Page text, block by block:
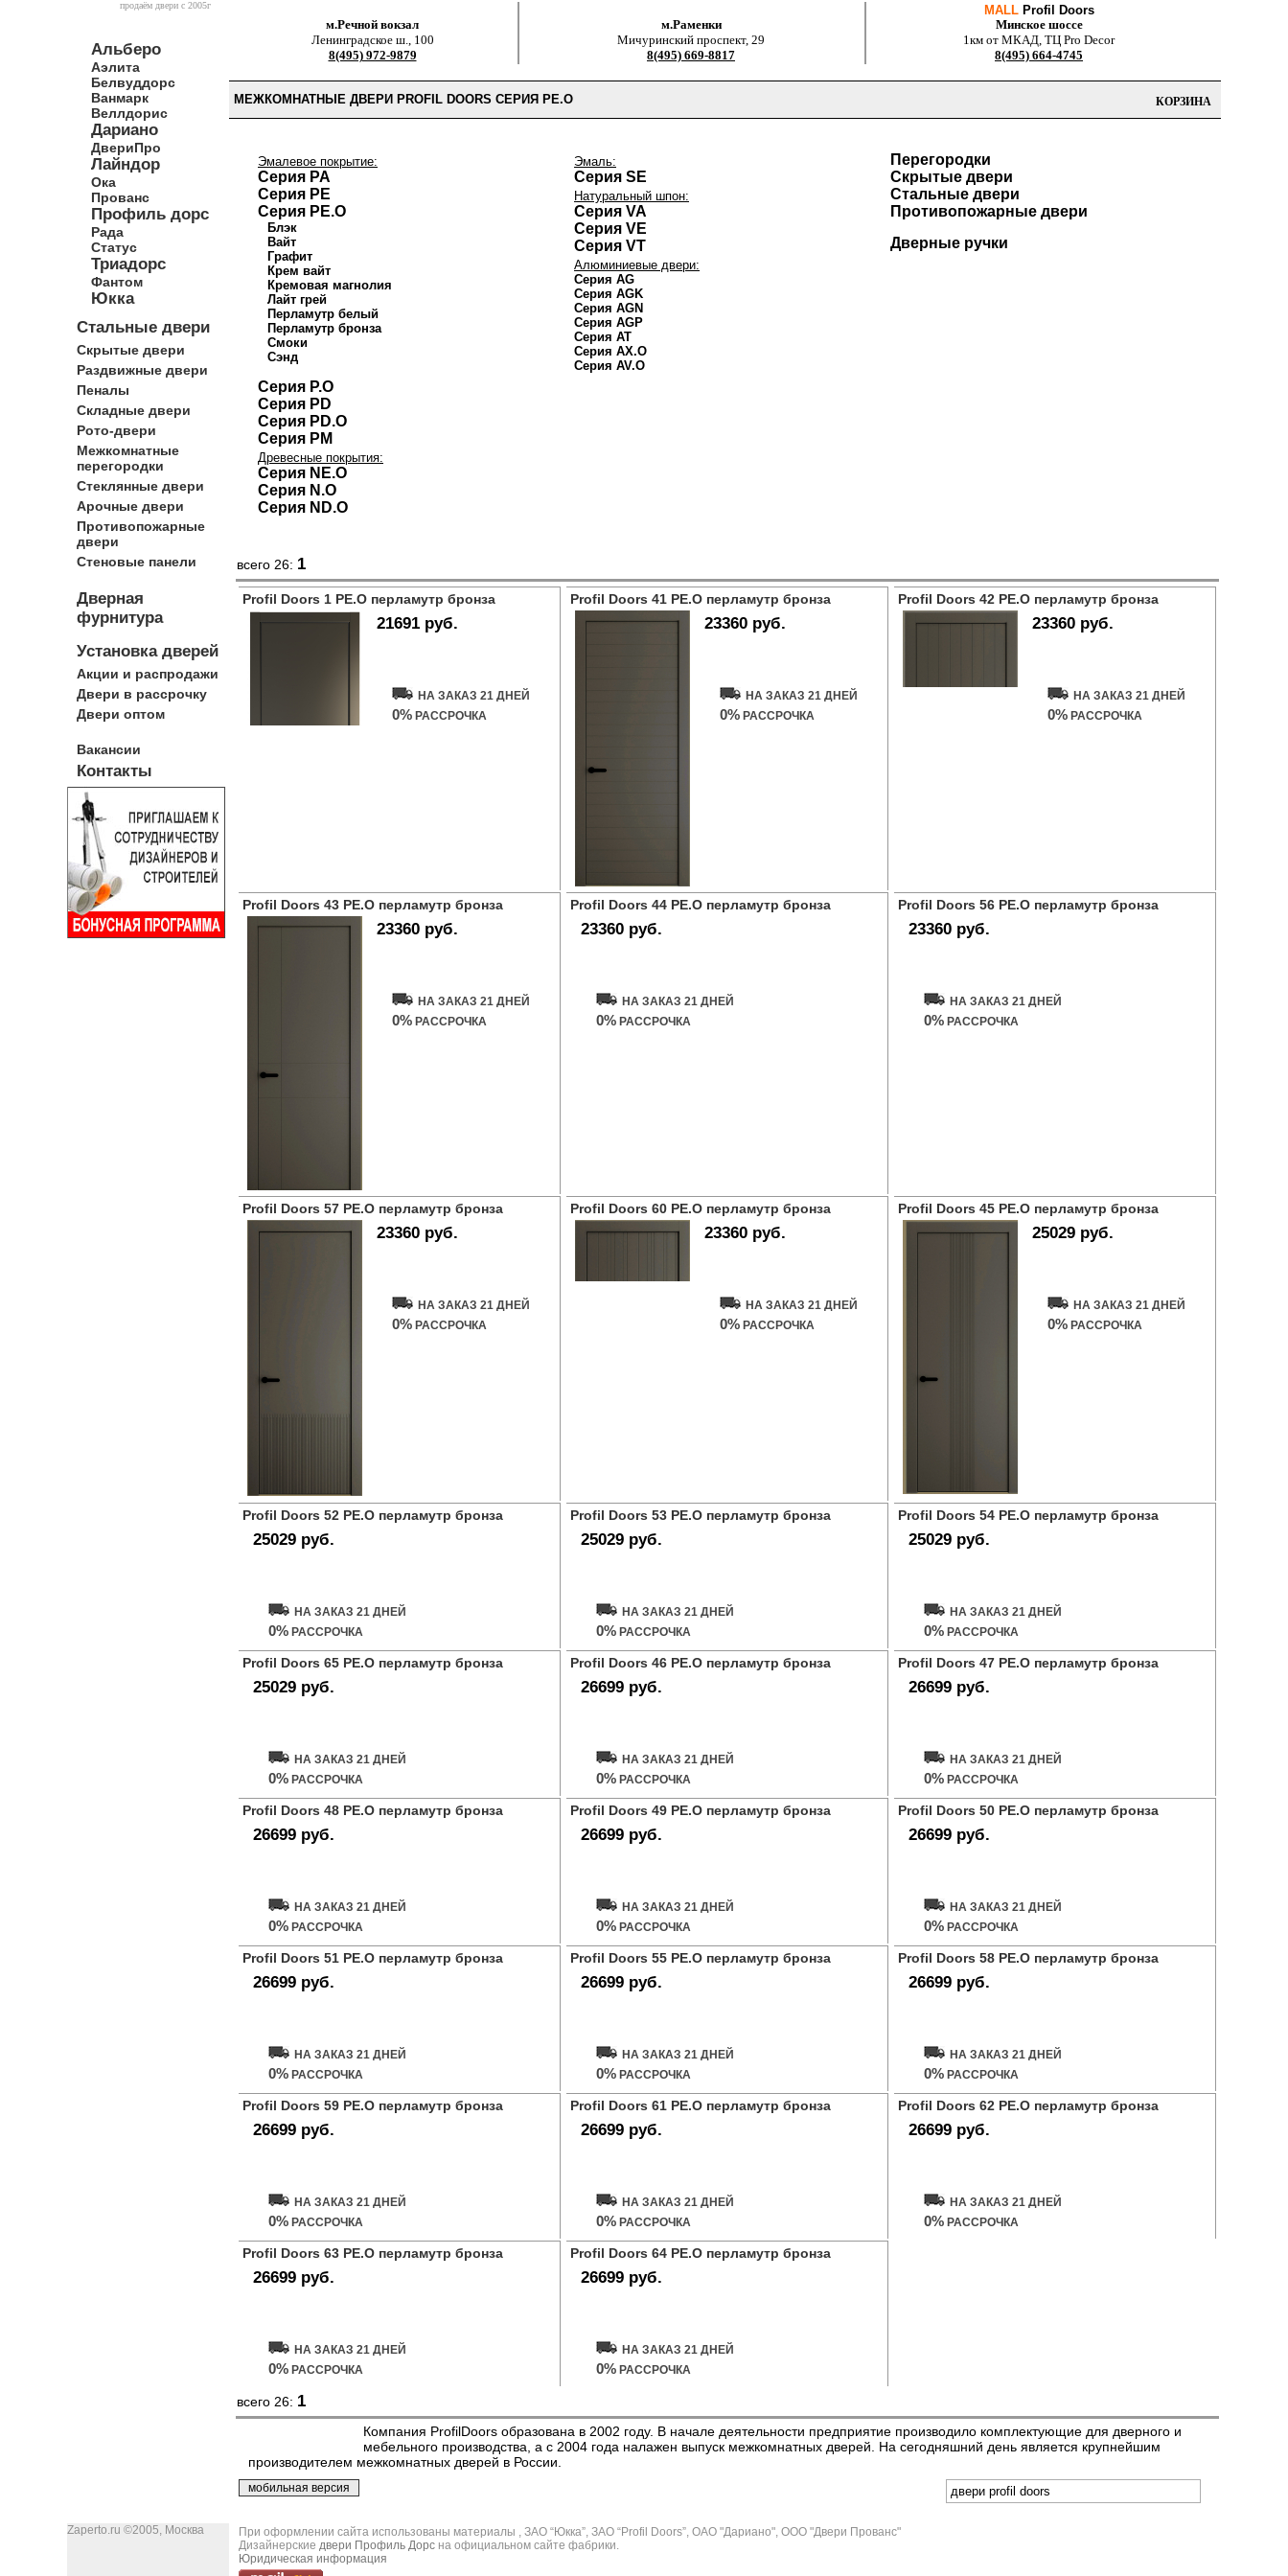
продаём двери c 2005г
Альберо
Аэлита
Белвуддорс
Ванмарк
Веллдорис
Дариано
ДвериПро
Лайндор
Ока
Прованс
Профиль дорс
Рада
Статус
Триадорс
Фантом
Юкка
Стальные двери
Скрытые двери
Раздвижные двери
Пеналы
Складные двери
Рото-двери
Межкомнатные
перегородки
Стеклянные двери
Арочные двери
Противопожарные
двери
Стеновые панели
Дверная
фурнитура
Установка дверей
Акции и распродажи
Двери в рассрочку
Двери оптом
Вакансии
Контакты
Zaperto.ru ©2005, Москва
м.Речной вокзал
Ленинградское ш., 100
8(495) 972-9879
м.Раменки
Мичуринский проспект, 29
8(495) 669-8817
MALLProfil Doors
Минское шоссе
1км от МКАД, ТЦ Pro Decor
8(495) 664-4745
КОРЗИНА
МЕЖКОМНАТНЫЕ ДВЕРИ PROFIL DOORS СЕРИЯ PE.O
Эмалевое покрытие:
Серия PA
Серия PE
Серия PE.O
Блэк
Вайт
Графит
Крем вайт
Кремовая магнолия
Лайт грей
Перламутр белый
Перламутр бронза
Смоки
Сэнд
Серия P.O
Серия PD
Серия PD.O
Серия PM
Древесные покрытия:
Серия NE.O
Серия N.O
Серия ND.O
Эмаль:
Серия SE
Натуральный шпон:
Серия VA
Серия VE
Серия VT
Алюминиевые двери:
Серия AG
Серия AGK
Серия AGN
Серия AGP
Серия AT
Серия AX.O
Серия AV.O
Перегородки
Скрытые двери
Стальные двери
Противопожарные двери
Дверные ручки
всего 26: 1
Profil Doors 1 PE.O перламутр бронза
21691 руб.
НА ЗАКАЗ 21 ДНЕЙ
0% РАССРОЧКА
Profil Doors 41 PE.O перламутр бронза
23360 руб.
НА ЗАКАЗ 21 ДНЕЙ
0% РАССРОЧКА
Profil Doors 42 PE.O перламутр бронза
23360 руб.
НА ЗАКАЗ 21 ДНЕЙ
0% РАССРОЧКА
Profil Doors 43 PE.O перламутр бронза
23360 руб.
НА ЗАКАЗ 21 ДНЕЙ
0% РАССРОЧКА
Profil Doors 44 PE.O перламутр бронза
23360 руб.
НА ЗАКАЗ 21 ДНЕЙ
0% РАССРОЧКА
Profil Doors 56 PE.O перламутр бронза
23360 руб.
НА ЗАКАЗ 21 ДНЕЙ
0% РАССРОЧКА
Profil Doors 57 PE.O перламутр бронза
23360 руб.
НА ЗАКАЗ 21 ДНЕЙ
0% РАССРОЧКА
Profil Doors 60 PE.O перламутр бронза
23360 руб.
НА ЗАКАЗ 21 ДНЕЙ
0% РАССРОЧКА
Profil Doors 45 PE.O перламутр бронза
25029 руб.
НА ЗАКАЗ 21 ДНЕЙ
0% РАССРОЧКА
Profil Doors 52 PE.O перламутр бронза
25029 руб.
НА ЗАКАЗ 21 ДНЕЙ
0% РАССРОЧКА
Profil Doors 53 PE.O перламутр бронза
25029 руб.
НА ЗАКАЗ 21 ДНЕЙ
0% РАССРОЧКА
Profil Doors 54 PE.O перламутр бронза
25029 руб.
НА ЗАКАЗ 21 ДНЕЙ
0% РАССРОЧКА
Profil Doors 65 PE.O перламутр бронза
25029 руб.
НА ЗАКАЗ 21 ДНЕЙ
0% РАССРОЧКА
Profil Doors 46 PE.O перламутр бронза
26699 руб.
НА ЗАКАЗ 21 ДНЕЙ
0% РАССРОЧКА
Profil Doors 47 PE.O перламутр бронза
26699 руб.
НА ЗАКАЗ 21 ДНЕЙ
0% РАССРОЧКА
Profil Doors 48 PE.O перламутр бронза
26699 руб.
НА ЗАКАЗ 21 ДНЕЙ
0% РАССРОЧКА
Profil Doors 49 PE.O перламутр бронза
26699 руб.
НА ЗАКАЗ 21 ДНЕЙ
0% РАССРОЧКА
Profil Doors 50 PE.O перламутр бронза
26699 руб.
НА ЗАКАЗ 21 ДНЕЙ
0% РАССРОЧКА
Profil Doors 51 PE.O перламутр бронза
26699 руб.
НА ЗАКАЗ 21 ДНЕЙ
0% РАССРОЧКА
Profil Doors 55 PE.O перламутр бронза
26699 руб.
НА ЗАКАЗ 21 ДНЕЙ
0% РАССРОЧКА
Profil Doors 58 PE.O перламутр бронза
26699 руб.
НА ЗАКАЗ 21 ДНЕЙ
0% РАССРОЧКА
Profil Doors 59 PE.O перламутр бронза
26699 руб.
НА ЗАКАЗ 21 ДНЕЙ
0% РАССРОЧКА
Profil Doors 61 PE.O перламутр бронза
26699 руб.
НА ЗАКАЗ 21 ДНЕЙ
0% РАССРОЧКА
Profil Doors 62 PE.O перламутр бронза
26699 руб.
НА ЗАКАЗ 21 ДНЕЙ
0% РАССРОЧКА
Profil Doors 63 PE.O перламутр бронза
26699 руб.
НА ЗАКАЗ 21 ДНЕЙ
0% РАССРОЧКА
Profil Doors 64 PE.O перламутр бронза
26699 руб.
НА ЗАКАЗ 21 ДНЕЙ
0% РАССРОЧКА
всего 26: 1
Компания ProfilDoors образована в 2002 году. В начале деятельности предприятие производило комплектующие для дверного и
мебельного производства, а с 2004 года налажен выпуск межкомнатных дверей. На сегодняшний день является крупнейшим
производителем межкомнатных дверей в России.
При оформлении сайта использованы материалы , ЗАО “Юкка”, ЗАО “Profil Doors”, ОАО "Дариано", ООО "Двери Прованс"
Дизайнерские двери Профиль Дорс на официальном сайте фабрики.
Юридическая информация